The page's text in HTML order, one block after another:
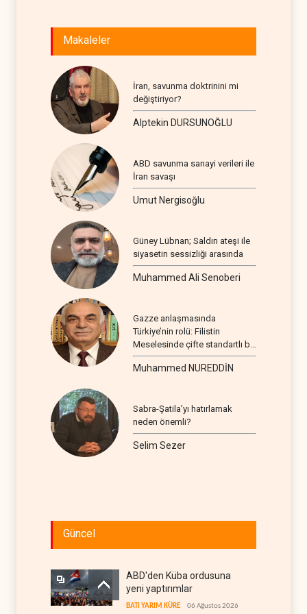
Makaleler
İran, savunma doktrinini mi
değiştiriyor?
Alptekin DURSUNOĞLU
ABD savunma sanayi verileri ile
İran savaşı
Umut Nergisoğlu
Güney Lübnan; Saldırı ateşi ile
siyasetin sessizliği arasında
Muhammed Ali Senoberi
Gazze anlaşmasında
Türkiye’nin rolü: Filistin
Meselesinde çifte standartlı bir
seyir
Muhammed NUREDDİN
Sabra-Şatila’yı hatırlamak
neden önemli?
Selim Sezer
Güncel
ABD'den Küba ordusuna
yeni yaptırımlar
BATI YARIM KÜRE 06 Ağustos 2026